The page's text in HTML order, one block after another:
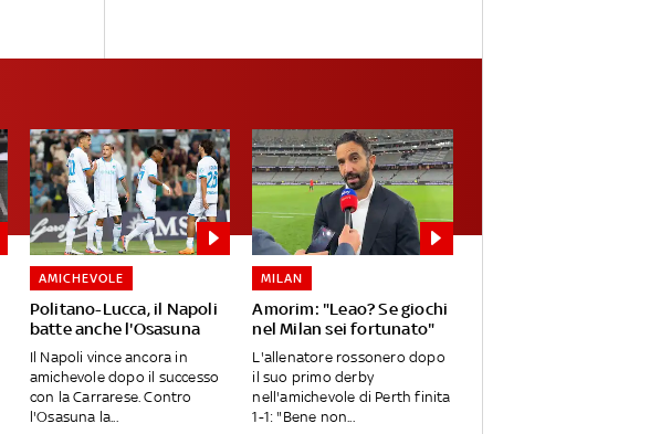
Politano-Lucca, il Napoli
batte anche l'Osasuna
AMICHEVOLE
Il Napoli vince ancora in
amichevole dopo il successo
con la Carrarese. Contro
l'Osasuna la...
Amorim: "Leao? Se giochi
nel Milan sei fortunato"
MILAN
L'allenatore rossonero dopo
il suo primo derby
nell'amichevole di Perth finita
1-1: "Bene non...